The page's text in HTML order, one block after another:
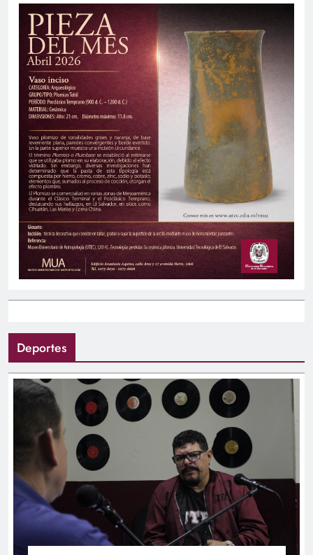
Deportes